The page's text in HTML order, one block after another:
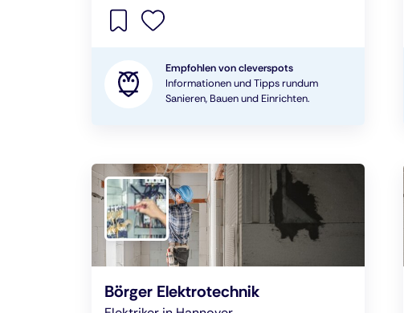
Empfohlen von cleverspots
Informationen und Tipps rundum
Sanieren, Bauen und Einrichten.
Börger Elektrotechnik